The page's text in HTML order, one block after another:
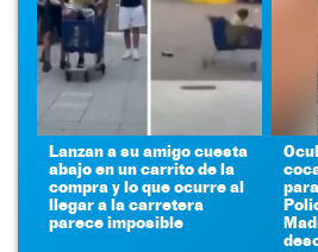
Lanzan a su amigo cuesta
abajo en un carrito de la
compra y lo que ocurre al
llegar a la carretera
parece imposible